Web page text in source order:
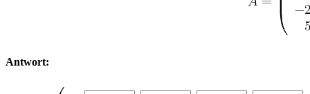
Antwort: